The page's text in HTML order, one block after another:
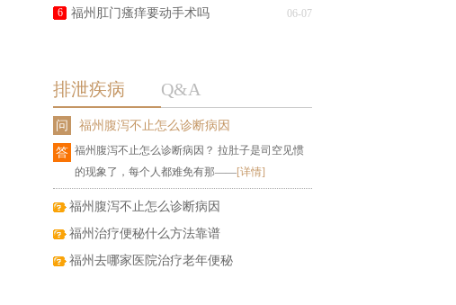
06-07
6 福州肛门瘙痒要动手术吗
排泄疾病 Q&A
问
福州腹泻不止怎么诊断病因
答 福州腹泻不止怎么诊断病因？ 拉肚子是司空见惯
的现象了，每个人都难免有那——[详情]
福州腹泻不止怎么诊断病因
福州治疗便秘什么方法靠谱
福州去哪家医院治疗老年便秘